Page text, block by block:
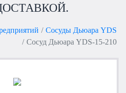
Сосуды Дьюара YDS
Сосуд Дьюара YDS-15-210